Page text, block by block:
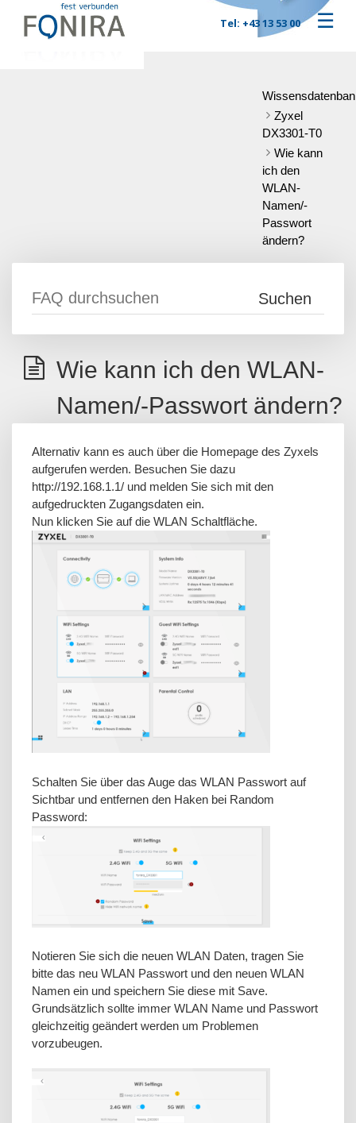
☰
Tel: +43 13 53 00
Zyxel
DX3301-T0
Wie kann
ich den
WLAN-
Namen/-
Passwort
ändern?
Wie kann ich den WLAN-
Namen/-Passwort ändern?
Alternativ kann es auch über die Homepage des Zyxels
aufgerufen werden. Besuchen Sie dazu
http://192.168.1.1/ und melden Sie sich mit den
aufgedruckten Zugangsdaten ein.
Nun klicken Sie auf die WLAN Schaltfläche.
Schalten Sie über das Auge das WLAN Passwort auf
Sichtbar und entfernen den Haken bei Random
Password:
Notieren Sie sich die neuen WLAN Daten, tragen Sie
bitte das neu WLAN Passwort und den neuen WLAN
Namen ein und speichern Sie diese mit Save.
Grundsätzlich sollte immer WLAN Name und Passwort
gleichzeitig geändert werden um Problemen
vorzubeugen.